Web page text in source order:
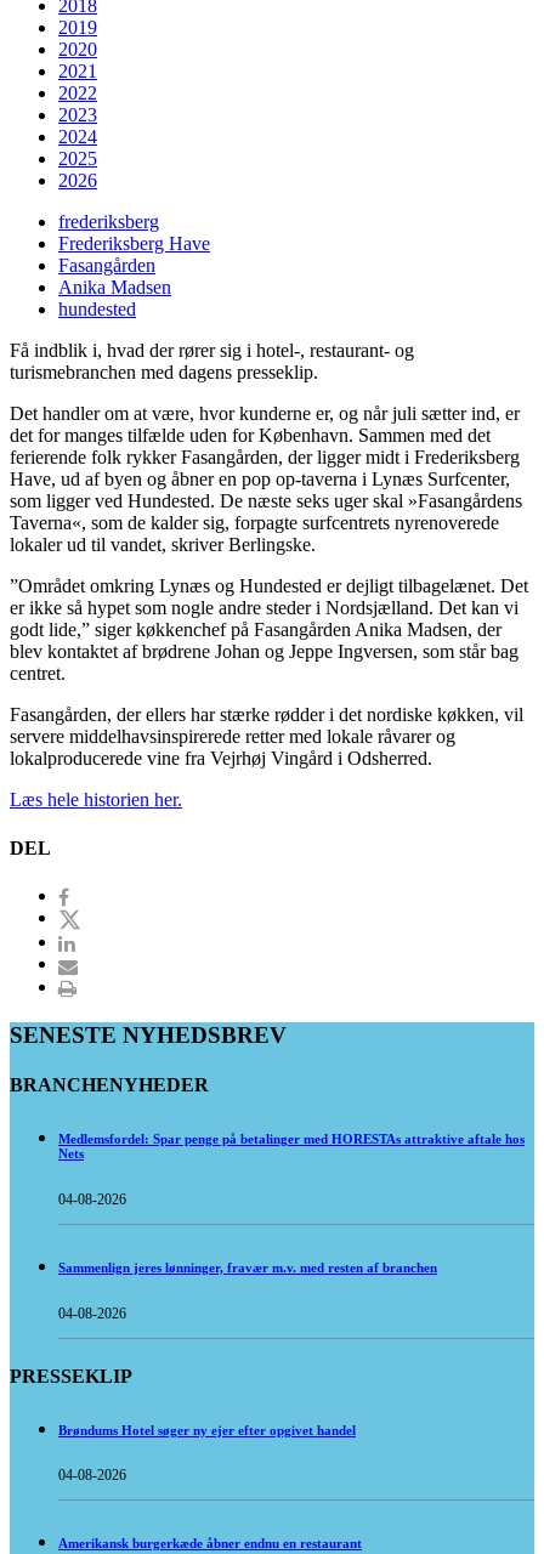
2018
2019
2020
2021
2022
2023
2024
2025
2026
frederiksberg
Frederiksberg Have
Fasangården
Anika Madsen
hundested
Få indblik i, hvad der rører sig i hotel-, restaurant- og
turismebranchen med dagens presseklip.
Det handler om at være, hvor kunderne er, og når juli sætter ind, er
det for manges tilfælde uden for København. Sammen med det
ferierende folk rykker Fasangården, der ligger midt i Frederiksberg
Have, ud af byen og åbner en pop op-taverna i Lynæs Surfcenter,
som ligger ved Hundested. De næste seks uger skal »Fasangårdens
Taverna«, som de kalder sig, forpagte surfcentrets nyrenoverede
lokaler ud til vandet, skriver Berlingske.
”Området omkring Lynæs og Hundested er dejligt tilbagelænet. Det
er ikke så hypet som nogle andre steder i Nordsjælland. Det kan vi
godt lide,” siger køkkenchef på Fasangården Anika Madsen, der
blev kontaktet af brødrene Johan og Jeppe Ingversen, som står bag
centret.
Fasangården, der ellers har stærke rødder i det nordiske køkken, vil
servere middelhavsinspirerede retter med lokale råvarer og
lokalproducerede vine fra Vejrhøj Vingård i Odsherred.
Læs hele historien her.
DEL
SENESTE NYHEDSBREV
BRANCHENYHEDER
Medlemsfordel: Spar penge på betalinger med HORESTAs attraktive aftale hos
Nets
04-08-2026
Sammenlign jeres lønninger, fravær m.v. med resten af branchen
04-08-2026
PRESSEKLIP
Brøndums Hotel søger ny ejer efter opgivet handel
04-08-2026
Amerikansk burgerkæde åbner endnu en restaurant